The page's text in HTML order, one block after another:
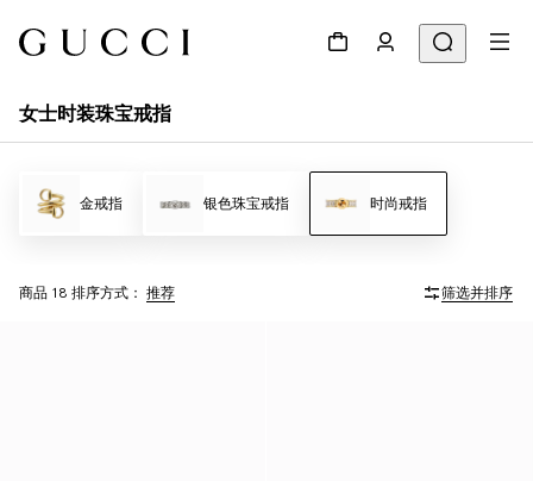
女士时装珠宝戒指
金戒指 银色珠宝戒指 时尚戒指
商品 18 排序方式： 推荐 筛选并排序